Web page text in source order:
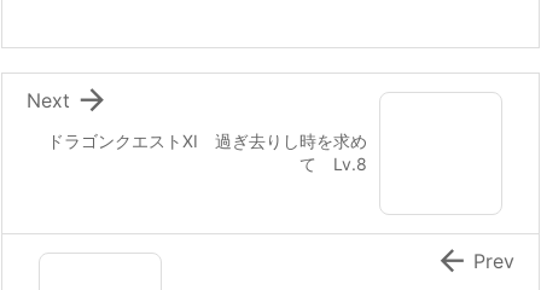
ドラゴンクエストXI 過ぎ去りし時を求め
て Lv.8

Next
 Prev